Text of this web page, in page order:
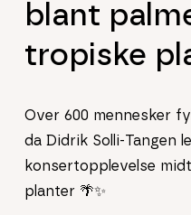
blant
tropiske
Over 600 mennesker
da Didrik Solli-Tangen
konsertopplevelse
planter 🌴✨